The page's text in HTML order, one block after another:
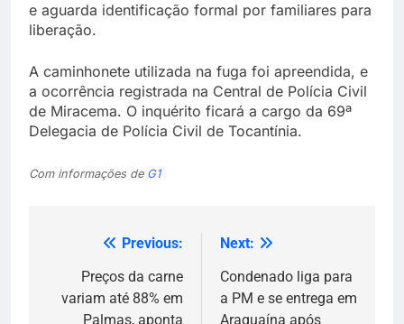
e aguarda identificação formal por familiares para
liberação.
A caminhonete utilizada na fuga foi apreendida, e
a ocorrência registrada na Central de Polícia Civil
de Miracema. O inquérito ficará a cargo da 69ª
Delegacia de Polícia Civil de Tocantínia.
Com informações de G1
Navegação
Post
Previous:
Preços da carne
variam até 88% em
Palmas, aponta
Next:
Condenado liga para
a PM e se entrega em
Araguaína após